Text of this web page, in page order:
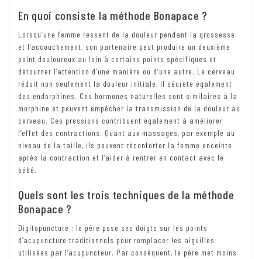
En quoi consiste la méthode Bonapace ?
Lorsqu’une femme ressent de la douleur pendant la grossesse
et l’accouchement, son partenaire peut produire un deuxième
point douloureux au loin à certains points spécifiques et
détourner l’attention d’une manière ou d’une autre. Le cerveau
réduit non seulement la douleur initiale, il sécrète également
des endorphines. Ces hormones naturelles sont similaires à la
morphine et peuvent empêcher la transmission de la douleur au
cerveau. Ces pressions contribuent également à améliorer
l’effet des contractions. Quant aux massages, par exemple au
niveau de la taille, ils peuvent réconforter la femme enceinte
après la contraction et l’aider à rentrer en contact avec le
bébé.
Quels sont les trois techniques de la méthode
Bonapace ?
Digitopuncture : le père pose ses doigts sur les points
d’acupuncture traditionnels pour remplacer les aiguilles
utilisées par l’acupuncteur. Par conséquent, le père met moins